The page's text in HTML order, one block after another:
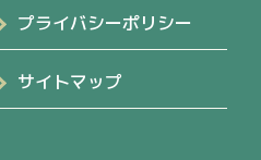
プライバシーポリシー
サイトマップ